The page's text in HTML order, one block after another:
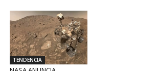
TENDENCIA